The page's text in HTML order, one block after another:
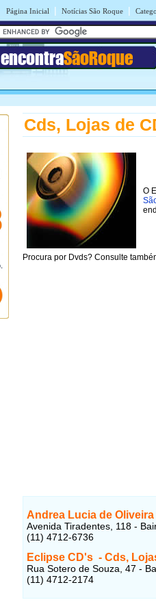
Página Inicial | Notícias São Roque |
encontraSãoRoque
Cds, Lojas de
O
Procura por Dvds? Consulte
Andrea Lucia de
Avenida Tiradentes, 118 -
(11) 4712-6736
Eclipse CD's - Cds,
Rua Sotero de Souza, 47 -
(11) 4712-2174